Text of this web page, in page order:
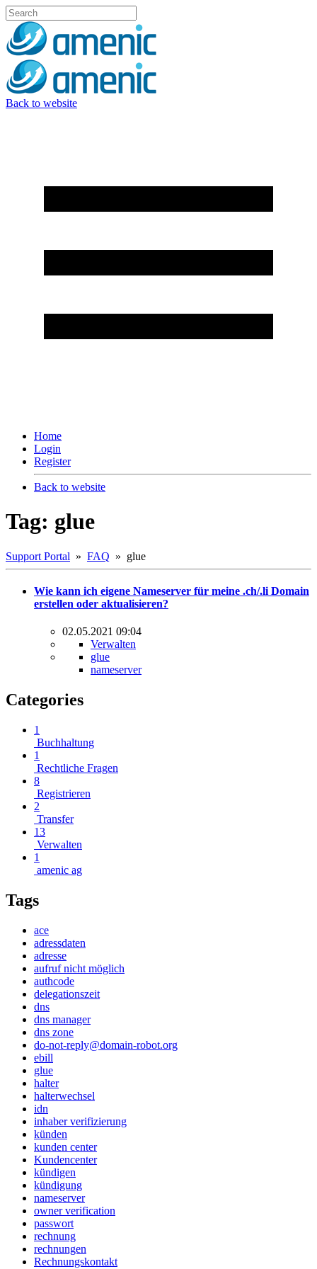
Back to website
Home
Login
Register
Back to website
Tag: glue
Support Portal » FAQ » glue
Wie kann ich eigene Nameserver für meine .ch/.li Domain
erstellen oder aktualisieren?
02.05.2021 09:04
Verwalten
glue
nameserver
Categories
1
Buchhaltung
1
Rechtliche Fragen
8
Registrieren
2
Transfer
13
Verwalten
1
amenic ag
Tags
ace
adressdaten
adresse
aufruf nicht möglich
authcode
delegationszeit
dns
dns manager
dns zone
do-not-reply@domain-robot.org
ebill
glue
halter
halterwechsel
idn
inhaber verifizierung
künden
kunden center
Kundencenter
kündigen
kündigung
nameserver
owner verification
passwort
rechnung
rechnungen
Rechnungskontakt